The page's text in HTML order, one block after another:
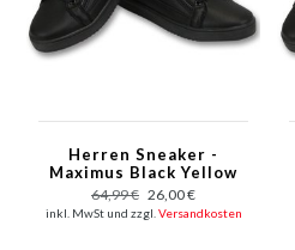
Herren Sneaker -
Maximus Black Yellow
- CMS97 - Schwarz
64,99 € 26,00 €
inkl. MwSt und zzgl. Versandkosten